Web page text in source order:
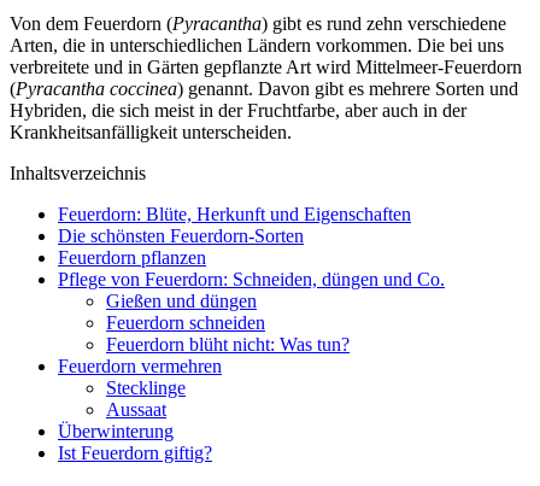
Von dem Feuerdorn (Pyracantha) gibt es rund zehn verschiedene
Arten, die in unterschiedlichen Ländern vorkommen. Die bei uns
verbreitete und in Gärten gepflanzte Art wird Mittelmeer-Feuerdorn
(Pyracantha coccinea) genannt. Davon gibt es mehrere Sorten und
Hybriden, die sich meist in der Fruchtfarbe, aber auch in der
Krankheitsanfälligkeit unterscheiden.
Inhaltsverzeichnis
Feuerdorn: Blüte, Herkunft und Eigenschaften
Die schönsten Feuerdorn-Sorten
Feuerdorn pflanzen
Pflege von Feuerdorn: Schneiden, düngen und Co.
Gießen und düngen
Feuerdorn schneiden
Feuerdorn blüht nicht: Was tun?
Feuerdorn vermehren
Stecklinge
Aussaat
Überwinterung
Ist Feuerdorn giftig?